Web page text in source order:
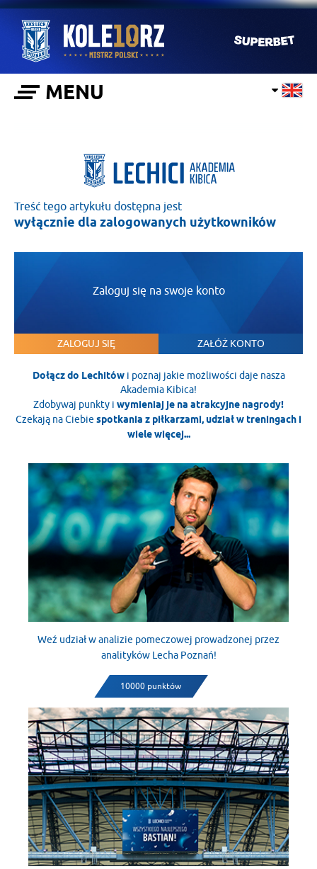
MENU
Treść tego artykułu dostępna jest
wyłącznie dla zalogowanych użytkowników
Zaloguj się na swoje konto
ZALOGUJ SIĘ ZAŁÓŻ KONTO
Dołącz do Lechitówi poznaj jakie możliwości daje nasza
Akademia Kibica!
Zdobywaj punkty i wymieniaj je na atrakcyjne nagrody!
Czekają na Ciebie spotkania z piłkarzami, udział w treningach i
wiele więcej...
Weź udział w analizie pomeczowej prowadzonej przez
analityków Lecha Poznań!
10000 punktów